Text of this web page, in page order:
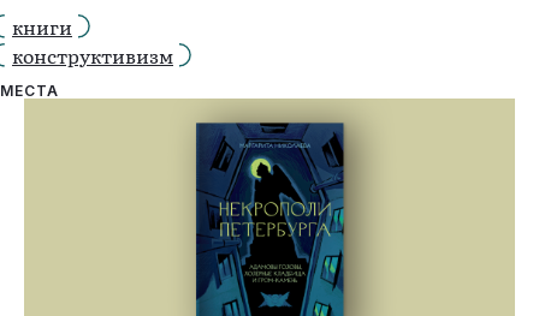
книги
конструктивизм
МЕСТА